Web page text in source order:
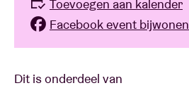
Dit is onderdeel van
Toevoegen aan kalender
Facebook event bijwonen